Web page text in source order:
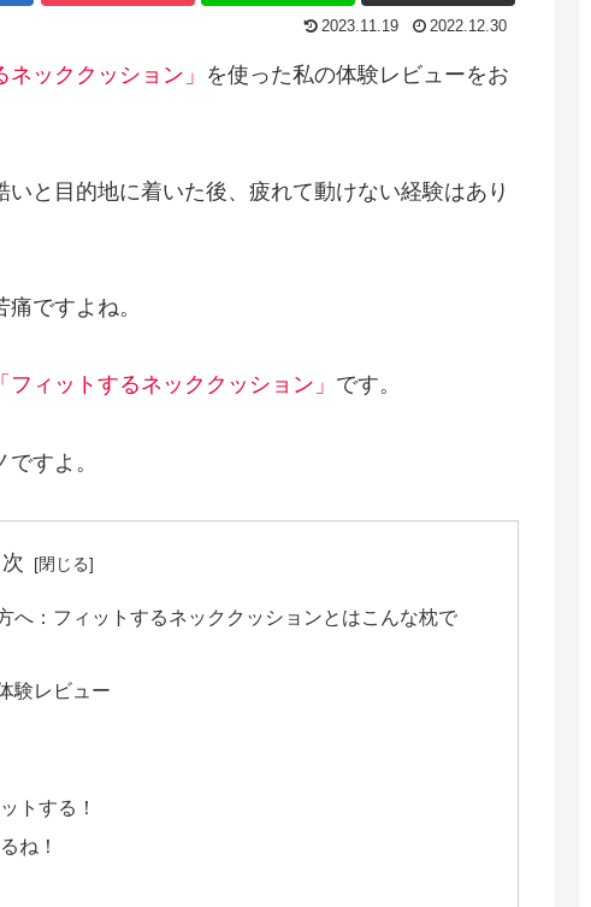
2023.11.19 2022.12.30
ネッククッション」 を使った私の体験レビューをお
と目的地に着いた後、疲れて動けない経験はあり
ですよね。
「フィットするネッククッション」 です。
すよ。
へ：フィットするネッククッションとはこんな枕で
験レビュー
トする！
ね！